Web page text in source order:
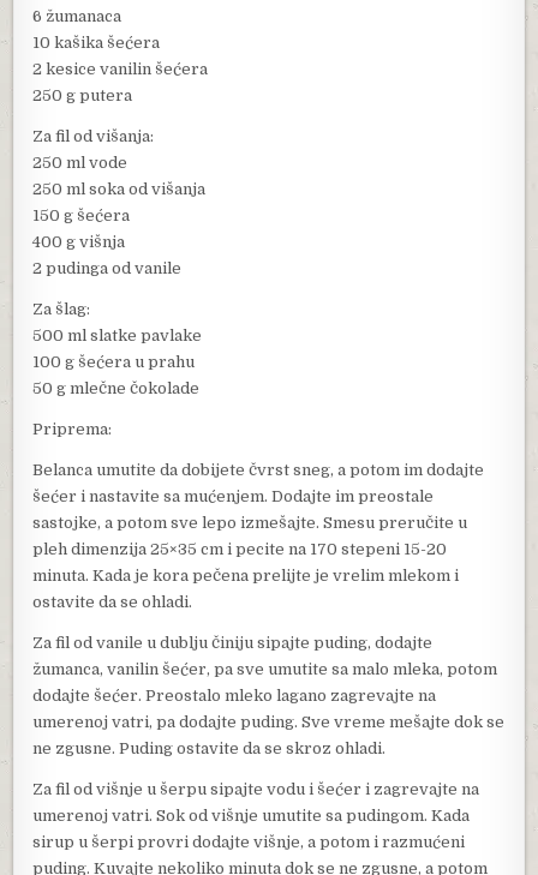
6 žumanaca
10 kašika šećera
2 kesice vanilin šećera
250 g putera
Za fil od višanja:
250 ml vode
250 ml soka od višanja
150 g šećera
400 g višnja
2 pudinga od vanile
Za šlag:
500 ml slatke pavlake
100 g šećera u prahu
50 g mlečne čokolade
Priprema:
Belanca umutite da dobijete čvrst sneg, a potom im dodajte
šećer i nastavite sa mućenjem. Dodajte im preostale
sastojke, a potom sve lepo izmešajte. Smesu preručite u
pleh dimenzija 25×35 cm i pecite na 170 stepeni 15-20
minuta. Kada je kora pečena prelijte je vrelim mlekom i
ostavite da se ohladi.
Za fil od vanile u dublju činiju sipajte puding, dodajte
žumanca, vanilin šećer, pa sve umutite sa malo mleka, potom
dodajte šećer. Preostalo mleko lagano zagrevajte na
umerenoj vatri, pa dodajte puding. Sve vreme mešajte dok se
ne zgusne. Puding ostavite da se skroz ohladi.
Za fil od višnje u šerpu sipajte vodu i šećer i zagrevajte na
umerenoj vatri. Sok od višnje umutite sa pudingom. Kada
sirup u šerpi provri dodajte višnje, a potom i razmućeni
puding. Kuvajte nekoliko minuta dok se ne zgusne, a potom